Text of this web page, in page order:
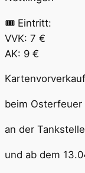
🎟 Eintritt:
VVK: 7 €
AK: 9 €
beim
an der
und ab dem